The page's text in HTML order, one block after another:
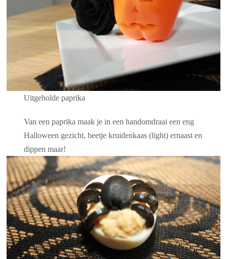
Uitgeholde paprika
Van een paprika maak je in een handomdraai een eng
Halloween gezicht, beetje kruidenkaas (light) ernaast en
dippen maar!